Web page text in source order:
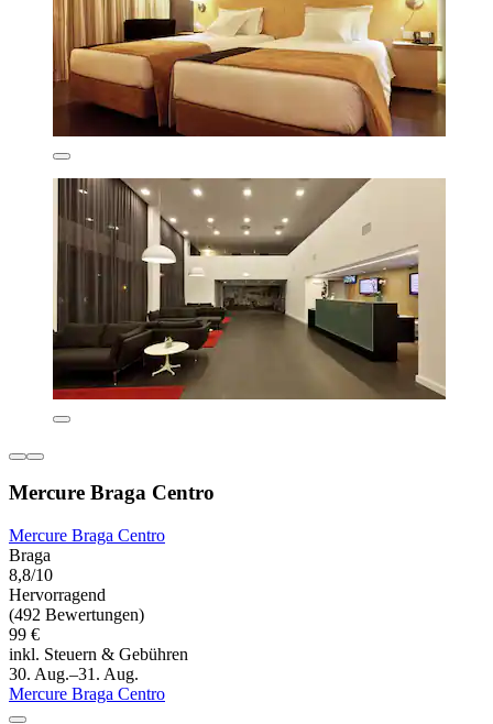
Mercure Braga Centro
Mercure Braga Centro
Braga
8,8/10
Hervorragend
(492 Bewertungen)
99 €
inkl. Steuern & Gebühren
30. Aug.–31. Aug.
Mercure Braga Centro